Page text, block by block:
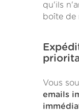
qu'ils
boîte de
Vous
emails